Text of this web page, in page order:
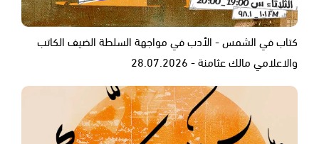
كتاب في الشمس - الأدب في مواجهة السلطة الضيف الكاتب
والاعلامي مالك عثامنة - 28.07.2026